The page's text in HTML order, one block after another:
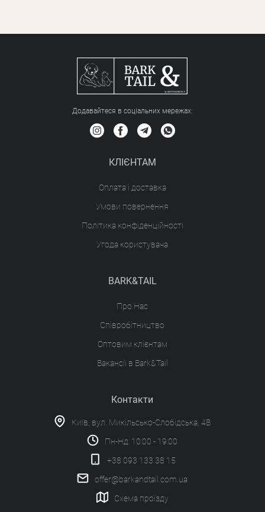
Додавайтеся в соціальних мережах:
КЛІЄНТАМ
Оплата і доставка
Умови повернення
Політика конфіденційності
Угода користувача
BARK&TAIL
Про Нас
Співробітництво
Оптовим клієнтам
Вакансії в Bark&Tail
Контакти
Київ, вул. Микільсько-Слобідська, 4В
Пн-Нд: 10:00 - 19:00
+38 093 133 38 15
offer@barkandtail.com.ua
Схема проїзду